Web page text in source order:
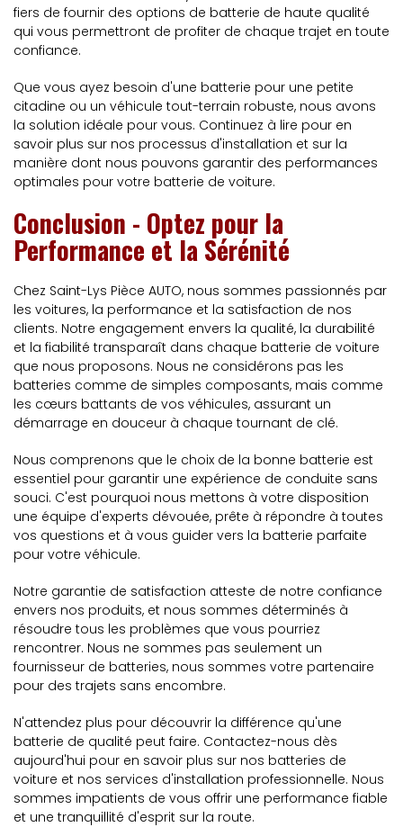
fiers de fournir des options de batterie de haute qualité
qui vous permettront de profiter de chaque trajet en toute
confiance.
Que vous ayez besoin d'une batterie pour une petite
citadine ou un véhicule tout-terrain robuste, nous avons
la solution idéale pour vous. Continuez à lire pour en
savoir plus sur nos processus d'installation et sur la
manière dont nous pouvons garantir des performances
optimales pour votre batterie de voiture.
Conclusion - Optez pour la
Performance et la Sérénité
Chez Saint-Lys Pièce AUTO, nous sommes passionnés par
les voitures, la performance et la satisfaction de nos
clients. Notre engagement envers la qualité, la durabilité
et la fiabilité transparaît dans chaque batterie de voiture
que nous proposons. Nous ne considérons pas les
batteries comme de simples composants, mais comme
les cœurs battants de vos véhicules, assurant un
démarrage en douceur à chaque tournant de clé.
Nous comprenons que le choix de la bonne batterie est
essentiel pour garantir une expérience de conduite sans
souci. C'est pourquoi nous mettons à votre disposition
une équipe d'experts dévouée, prête à répondre à toutes
vos questions et à vous guider vers la batterie parfaite
pour votre véhicule.
Notre garantie de satisfaction atteste de notre confiance
envers nos produits, et nous sommes déterminés à
résoudre tous les problèmes que vous pourriez
rencontrer. Nous ne sommes pas seulement un
fournisseur de batteries, nous sommes votre partenaire
pour des trajets sans encombre.
N'attendez plus pour découvrir la différence qu'une
batterie de qualité peut faire. Contactez-nous dès
aujourd'hui pour en savoir plus sur nos batteries de
voiture et nos services d'installation professionnelle. Nous
sommes impatients de vous offrir une performance fiable
et une tranquillité d'esprit sur la route.